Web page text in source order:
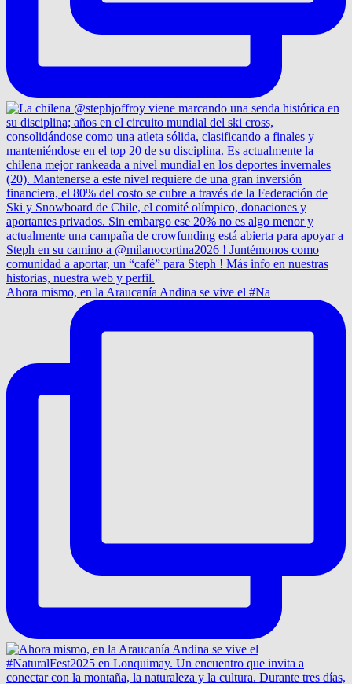
Ahora mismo, en la Araucanía Andina se vive el #Na